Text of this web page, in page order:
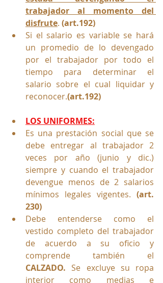
trabajador al momento del
disfrute. (art.192)
Si el salario es variable se hará
un promedio de lo devengado
por el trabajador por todo el
tiempo para determinar el
salario sobre el cual liquidar y
reconocer.(art.192)
LOS UNIFORMES:
Es una prestación social que se
debe entregar al trabajador 2
veces por año (junio y dic.)
siempre y cuando el trabajador
devengue menos de 2 salarios
mínimos legales vigentes. (art.
230)
Debe entenderse como el
vestido completo del trabajador
de acuerdo a su oficio y
CALZADO. Se excluye su ropa
interior como medias e